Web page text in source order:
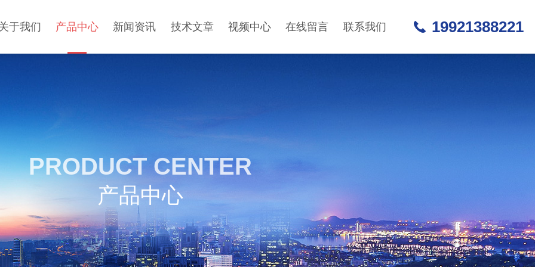
于我们 产品中心 新闻资讯 技术文章 视频中心 在线留言 联系我们 19921388221
PRODUCT CENTER
产品中心